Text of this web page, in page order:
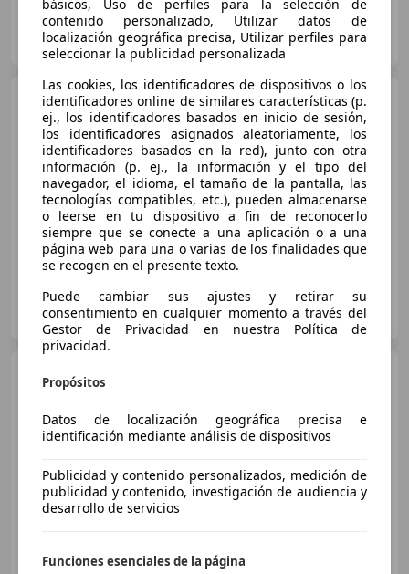
OCASIONPLUS SEVILLA CENTRO II
ES-41007 Sevilla
BMW X5xDrive 40dA
€ 31.495
Sin comparación
05/2017 139.000 km Diésel 230 kW (313 CV)
Nymai Premium Cars
ES-14014 CORDOBA
Sin comparación
básicos, Uso de perfiles para la selección de
contenido personalizado, Utilizar datos de
localización geográfica precisa, Utilizar perfiles para
seleccionar la publicidad personalizada
Las cookies, los identificadores de dispositivos o los
identificadores online de similares características (p.
ej., los identificadores basados en inicio de sesión,
los identificadores asignados aleatoriamente, los
identificadores basados en la red), junto con otra
información (p. ej., la información y el tipo del
navegador, el idioma, el tamaño de la pantalla, las
tecnologías compatibles, etc.), pueden almacenarse
o leerse en tu dispositivo a fin de reconocerlo
siempre que se conecte a una aplicación o a una
página web para una o varias de los finalidades que
se recogen en el presente texto.
Puede cambiar sus ajustes y retirar su
consentimiento en cualquier momento a través del
Gestor de Privacidad en nuestra Política de
privacidad.
Propósitos
Datos de localización geográfica precisa e
identificación mediante análisis de dispositivos
Publicidad y contenido personalizados, medición de
publicidad y contenido, investigación de audiencia y
desarrollo de servicios
Funciones esenciales de la página